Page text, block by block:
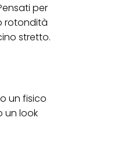
per
rotondità
stretto.
o un fisico
un look